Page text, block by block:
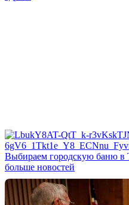
Выбираем городскую баню
больше новостей